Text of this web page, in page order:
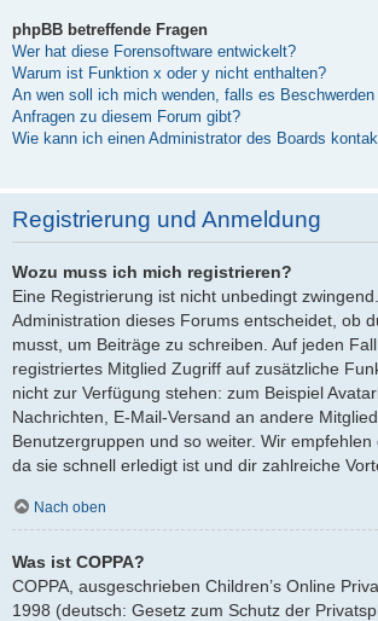
phpBB betreffende Fragen
Wer hat diese Forensoftware entwickelt?
Warum ist Funktion x oder y nicht enthalten?
An wen soll ich mich wenden, falls es
Anfragen zu diesem Forum gibt?
Wie kann ich einen Administrator des Boards
Registrierung und Anmeldung
Wozu muss ich mich registrieren?
Eine Registrierung ist nicht unbedingt
Administration dieses Forums entscheidet, ob
musst, um Beiträge zu schreiben. Auf jeden
registriertes Mitglied Zugriff auf zusätzliche
nicht zur Verfügung stehen: zum Beispiel
Nachrichten, E-Mail-Versand an andere
Benutzergruppen und so weiter. Wir empfehlen
da sie schnell erledigt ist und dir zahlreiche
Nach oben
Was ist COPPA?
COPPA, ausgeschrieben Children’s Online
1998 (deutsch: Gesetz zum Schutz der